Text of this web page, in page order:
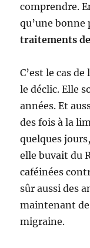
comprendre.
qu’une bonne
traitements
C’est le cas
le déclic. Elle
années. Et
des fois à la
quelques
elle buvait du
caféinées
sûr aussi des
maintenant
migraine.